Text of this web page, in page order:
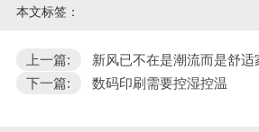
本文标签：
上一篇:
新风已不在是潮流而是舒适
下一篇:
数码印刷需要控湿控温